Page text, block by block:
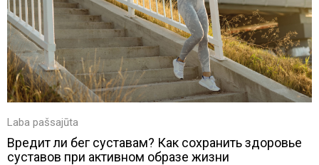
Laba pašsajūta
Вредит ли бег суставам? Как сохранить здоровье
суставов при активном образе жизни